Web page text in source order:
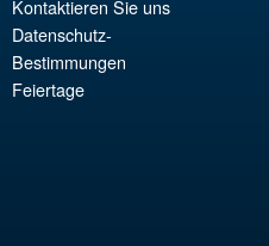
Kontaktieren Sie uns
Datenschutz-
Bestimmungen
Feiertage